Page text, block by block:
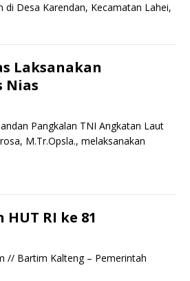
di Desa Karendan, Kecamatan Lahei,
Laksanakan
Nias
Pangkalan TNI Angkatan Laut
M.Tr.Opsla., melaksanakan
RI ke 81
// Bartim Kalteng – Pemerintah